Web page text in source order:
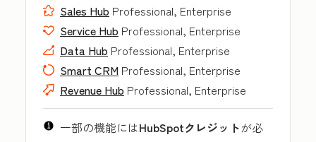
Sales Hub Professional, Enterprise
Service Hub Professional, Enterprise
Data Hub Professional, Enterprise
Smart CRM Professional, Enterprise
Revenue Hub Professional, Enterprise
一部の機能にはHubSpotクレジットが必